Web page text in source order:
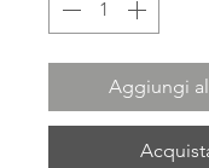
Aggiungi